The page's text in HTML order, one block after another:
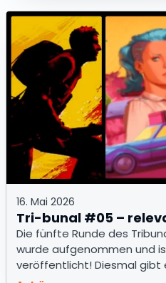
16. Mai 2026
Tri-bunal #05 –
Die fünfte Runde des
wurde aufgenommen und
veröffentlicht! Diesmal gibt